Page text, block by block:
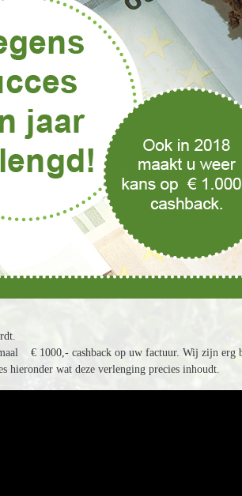
€ 1000,- cashback op uw factuur. Wij zijn erg
hieronder wat deze verlenging precies inhoudt.